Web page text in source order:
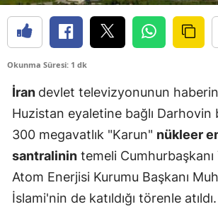
Okunma Süresi: 1 dk
İran devlet televizyonunun
Huzistan eyaletine bağlı Darhovin
300 megavatlık "Karun" nükleer
santralinin temeli Cumhurbaşkanı
Atom Enerjisi Kurumu Başkanı
İslami'nin de katıldığı törenle atıldı.